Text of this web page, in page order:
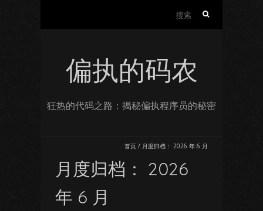
偏执的码农
狂热的代码之路：揭秘偏执程序员的秘密
首页 / 月度归档： 2026 年 6 月
月度归档： 2026
年 6 月